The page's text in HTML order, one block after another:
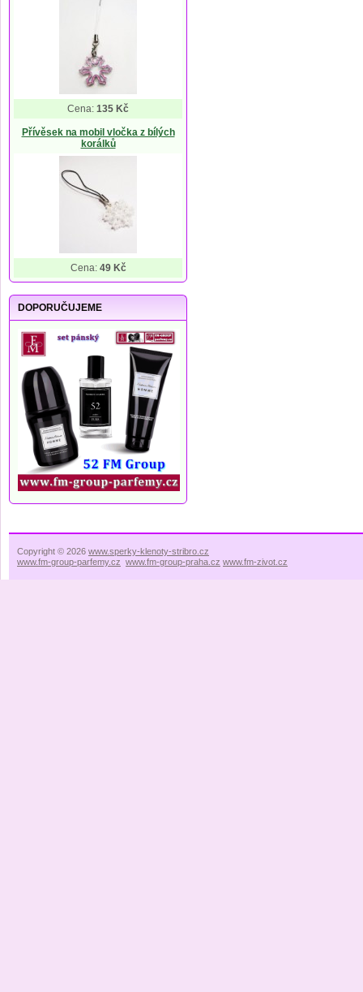
Cena: 135 Kč
Přívěsek na mobil vločka z bílých
korálků
Cena: 49 Kč
DOPORUČUJEME
Copyright © 2026 www.sperky-klenoty-stribro.cz
www.fm-group-parfemy.cz www.fm-group-praha.cz www.fm-zivot.cz